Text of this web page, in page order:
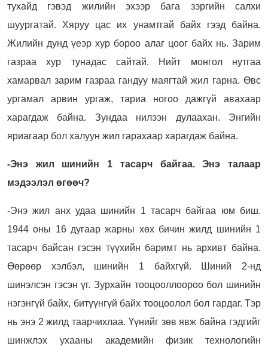
тухайд гэвэд жилийн эхээр бага зэргийн салхи
шуургатай. Хяруу цас их унамтгай байх гээд байна.
Жилийн дунд үеэр хур бороо алаг цоог байх нь. Зарим
газраа хур тунадас сайтай. Нийт монгол нутгаа
хамарвал зарим газраа гандуу маягтай жил гарна. Өвс
ургамал арвин ургаж, тариа ногоо дажгүй авахаар
харагдаж байна. Зундаа нилээн дулаахан. Энгийн
яриагаар бол халуун жил гарахаар харагдаж байна.
-Энэ жил шинийн 1 тасарч байгаа. Энэ талаар
мэдээлэл өгөөч?
-Энэ жил анх удаа шинийн 1 тасарч байгаа юм биш.
1944 оны 16 дугаар жарны хөх бичин жилд шинийн 1
тасарч байсан гэсэн түүхийн баримт нь архивт байна.
Өөрөөр хэлбэл, шинийн 1 байхгүй. Шиний 2-нд
шинэлсэн гэсэн үг. Зурхайн тооцооллоороо бол шинийн
нэгэнгүй байх, битүүнгүй байх тооцоолол бол гардаг. Тэр
нь энэ 2 жилд таарчихлаа. Үүнийг зөв явж байна гэдгийг
шинжлэх ухааны академийн физик технологийн